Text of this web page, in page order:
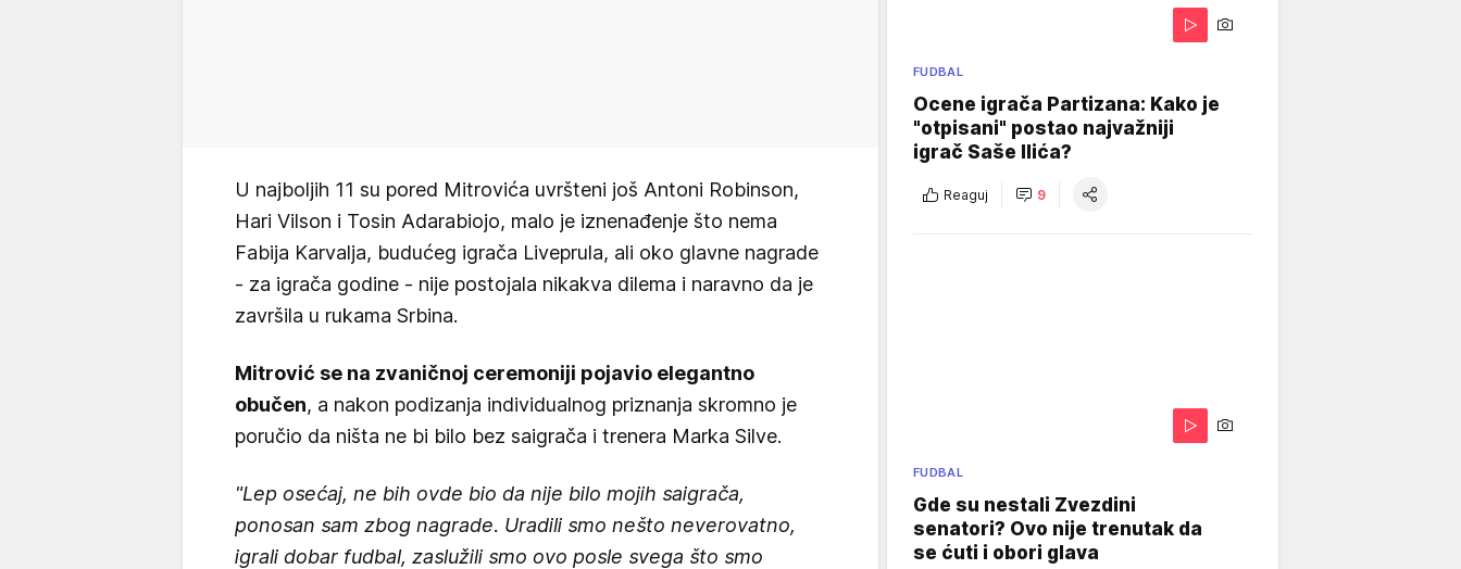
U najboljih 11 su pored Mitrovića uvršteni još Antoni Robinson,
Hari Vilson i Tosin Adarabiojo, malo je iznenađenje što nema
Fabija Karvalja, budućeg igrača Liveprula, ali oko glavne nagrade
- za igrača godine - nije postojala nikakva dilema i naravno da je
završila u rukama Srbina.
Mitrović se na zvaničnoj ceremoniji pojavio elegantno
obučen, a nakon podizanja individualnog priznanja skromno je
poručio da ništa ne bi bilo bez saigrača i trenera Marka Silve.
"Lep osećaj, ne bih ovde bio da nije bilo mojih saigrača,
ponosan sam zbog nagrade. Uradili smo nešto neverovatno,
igrali dobar fudbal, zaslužili smo ovo posle svega što smo
FUDBAL
Ocene igrača Partizana: Kako je
"otpisani" postao najvažniji
igrač Saše Ilića?
Reaguj 9
FUDBAL
Gde su nestali Zvezdini
senatori? Ovo nije trenutak da
se ćuti i obori glava